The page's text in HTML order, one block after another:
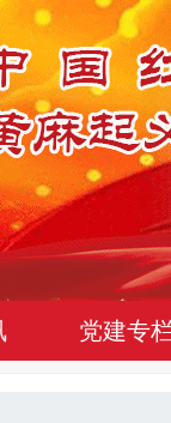
党建专